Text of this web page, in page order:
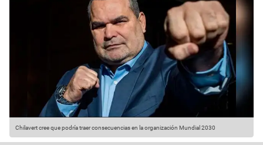
Chilavert cree que podría traer consecuencias en la organización Mundial 2030